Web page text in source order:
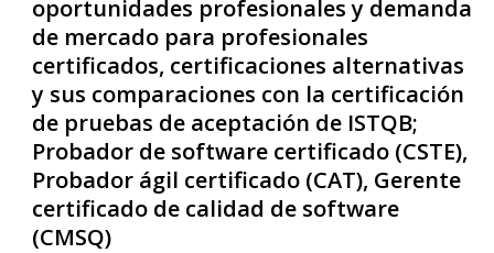
oportunidades profesionales y demanda
de mercado para profesionales
certificados, certificaciones alternativas
y sus comparaciones con la certificación
de pruebas de aceptación de ISTQB;
Probador de software certificado (CSTE),
Probador ágil certificado (CAT), Gerente
certificado de calidad de software
(CMSQ)